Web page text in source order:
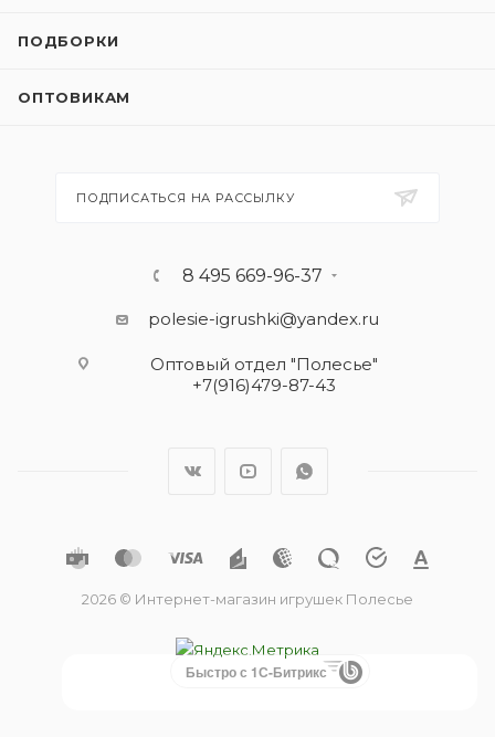
ПОДБОРКИ
ОПТОВИКАМ
ПОДПИСАТЬСЯ НА РАССЫЛКУ
8 495 669-96-37
polesie-igrushki@yandex.ru
Оптовый отдел "Полесье"
+7(916)479-87-43
2026 © Интернет-магазин игрушек Полесье
Быстро с 1С-Битрикс